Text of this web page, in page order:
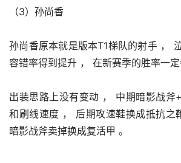
（3）孙尚香
孙尚香原本就是版本T1梯队的射手 ，
容错率得到提升 ， 在新赛季的胜率一
出装思路上没有变动 ， 中期暗影战斧
和刷线速度 ， 后期攻速鞋换成抵抗之
暗影战斧卖掉换成复活甲 。